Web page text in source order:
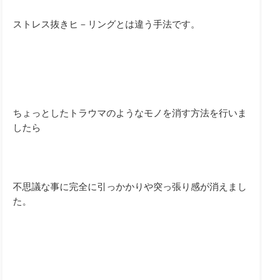
ストレス抜きヒ－リングとは違う手法です。
ちょっとしたトラウマのようなモノを消す方法を行いま
したら
不思議な事に完全に引っかかりや突っ張り感が消えまし
た。